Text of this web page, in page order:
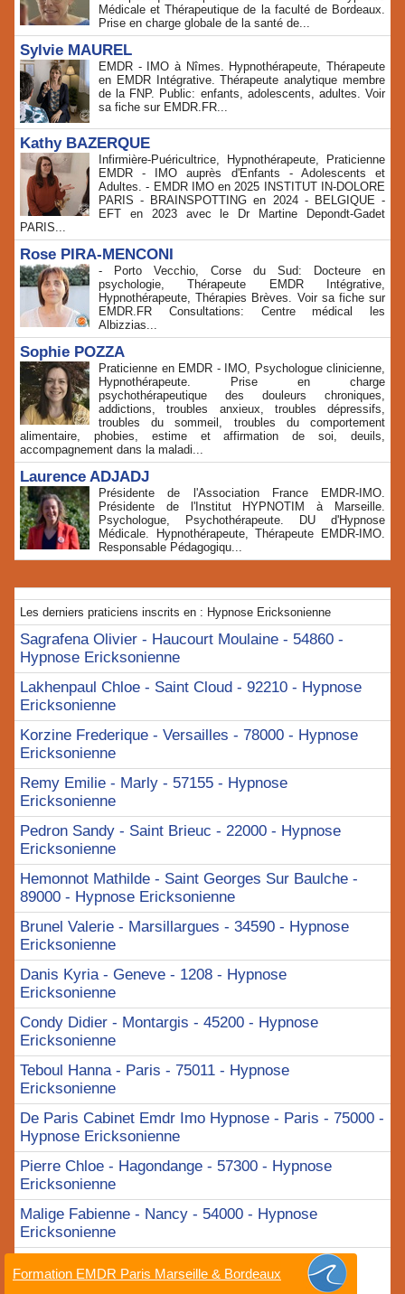
Médicale et Thérapeutique de la faculté de Bordeaux.
Prise en charge globale de la santé de...
Sylvie MAUREL
EMDR - IMO à Nîmes. Hypnothérapeute, Thérapeute
en EMDR Intégrative. Thérapeute analytique membre
de la FNP. Public: enfants, adolescents, adultes. Voir
sa fiche sur EMDR.FR...
Kathy BAZERQUE
Infirmière-Puéricultrice, Hypnothérapeute, Praticienne
EMDR - IMO auprès d'Enfants - Adolescents et
Adultes. - EMDR IMO en 2025 INSTITUT IN-DOLORE
PARIS - BRAINSPOTTING en 2024 - BELGIQUE -
EFT en 2023 avec le Dr Martine Depondt-Gadet
PARIS...
Rose PIRA-MENCONI
- Porto Vecchio, Corse du Sud: Docteure en
psychologie, Thérapeute EMDR Intégrative,
Hypnothérapeute, Thérapies Brèves. Voir sa fiche sur
EMDR.FR Consultations: Centre médical les
Albizzias...
Sophie POZZA
Praticienne en EMDR - IMO, Psychologue clinicienne,
Hypnothérapeute. Prise en charge
psychothérapeutique des douleurs chroniques,
addictions, troubles anxieux, troubles dépressifs,
troubles du sommeil, troubles du comportement
alimentaire, phobies, estime et affirmation de soi, deuils,
accompagnement dans la maladi...
Laurence ADJADJ
Présidente de l'Association France EMDR-IMO.
Présidente de l'Institut HYPNOTIM à Marseille.
Psychologue, Psychothérapeute. DU d'Hypnose
Médicale. Hypnothérapeute, Thérapeute EMDR-IMO.
Responsable Pédagogiqu...
Les derniers praticiens inscrits en : Hypnose Ericksonienne
Sagrafena Olivier - Haucourt Moulaine - 54860 -
Hypnose Ericksonienne
Lakhenpaul Chloe - Saint Cloud - 92210 - Hypnose
Ericksonienne
Korzine Frederique - Versailles - 78000 - Hypnose
Ericksonienne
Remy Emilie - Marly - 57155 - Hypnose
Ericksonienne
Pedron Sandy - Saint Brieuc - 22000 - Hypnose
Ericksonienne
Hemonnot Mathilde - Saint Georges Sur Baulche -
89000 - Hypnose Ericksonienne
Brunel Valerie - Marsillargues - 34590 - Hypnose
Ericksonienne
Danis Kyria - Geneve - 1208 - Hypnose
Ericksonienne
Condy Didier - Montargis - 45200 - Hypnose
Ericksonienne
Teboul Hanna - Paris - 75011 - Hypnose
Ericksonienne
De Paris Cabinet Emdr Imo Hypnose - Paris - 75000 -
Hypnose Ericksonienne
Pierre Chloe - Hagondange - 57300 - Hypnose
Ericksonienne
Malige Fabienne - Nancy - 54000 - Hypnose
Ericksonienne
Ezratty Nicolas - Bobigny - 93000 - Hypnose
Ericksonienne
Formation EMDR Paris Marseille & Bordeaux